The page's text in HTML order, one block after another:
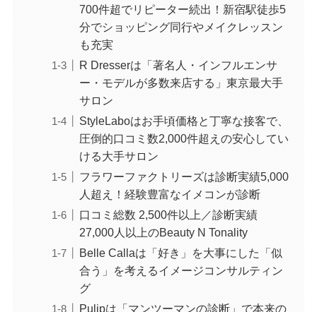
700件超でリピーター続出！新宿駅徒歩5
分でショッピング同行やメイクレッスン
も充実
R Dresserは「著名人・インフルエンサ
ー・モデルが多数来店する」東京最大手
サロン
StyleLaboはお手頃価格と丁寧な接客で、
圧倒的口コミ数2,000件超えの安心してい
ける大手サロン
フラワーファクトリーズは診断実績5,000
人超え！経験豊富なイメコンが診断
口コミ総数 2,500件以上／診断実績
27,000人以上のBeauty N Tonality
Belle Callaは「好き」を大事にした「似
合う」を考えるイメージコンサルティン
グ
Pulipは「マンツーマンの診断」で本来の